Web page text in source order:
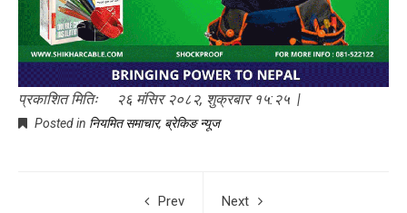
प्रकाशित मितिः २६ मंसिर २०८२, शुक्रबार १५:२५ |
Posted in नियमित समाचार, ब्रेकिङ न्यूज
Prev
Next